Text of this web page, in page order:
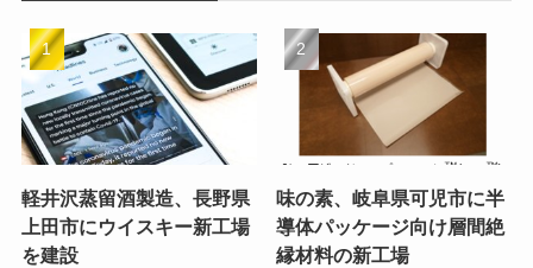
軽井沢蒸留酒製造、長野県
上田市にウイスキー新工場
を建設
味の素、岐阜県可児市に半
導体パッケージ向け層間絶
縁材料の新工場